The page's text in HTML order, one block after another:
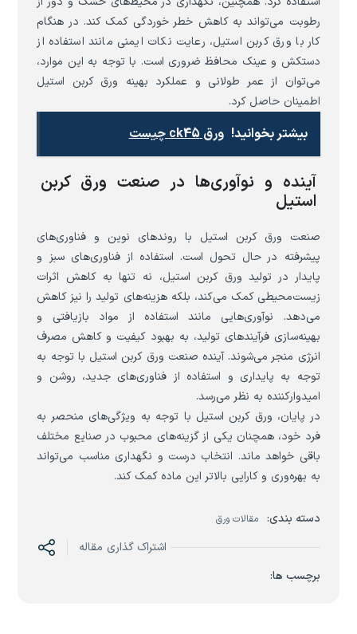
رطوبت می‌تواند به کاهش خطر خوردگی کمک کند. در هنگام
کار با ورق کربن استیل، رعایت نکات ایمنی مانند استفاده از
دستکش و عینک محافظ ضروری است. با توجه به این موارد،
می‌توان از عمر طولانی و عملکرد بهینه ورق کربن استیل
اطمینان حاصل کرد.
بیشتر بخوانید! ورق ck45 چیست
آینده و نوآوری‌ها در صنعت ورق کربن
استیل
صنعت ورق کربن استیل با روندهای نوین و فناوری‌های
پیشرفته در حال تحول است. استفاده از فناوری‌های سبز و
پایدار در تولید ورق کربن استیل، نه تنها به کاهش اثرات
زیست‌محیطی کمک می‌کند، بلکه هزینه‌های تولید را نیز کاهش
می‌دهد. نوآوری‌هایی مانند استفاده از مواد بازیافتی و
بهینه‌سازی فرآیندهای تولید، به بهبود کیفیت و کاهش مصرف
انرژی منجر می‌شوند. آینده صنعت ورق کربن استیل با توجه به
توجه به پایداری و استفاده از فناوری‌های جدید، روشن و
امیدوارکننده به نظر می‌رسد.
در پایان، ورق کربن استیل با توجه به ویژگی‌های منحصر به
فرد خود، همچنان یکی از گزینه‌های محبوب در صنایع مختلف
باقی خواهد ماند. انتخاب درست و نگهداری مناسب می‌تواند
به بهره‌وری و کارایی بالاتر این ماده کمک کند.
دسته بندی: مقالات ورق
اشتراک گذاری مقاله
برچسب ها: